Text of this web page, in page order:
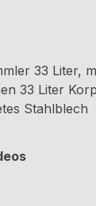
33 Liter,
33 Liter
Stahlblech